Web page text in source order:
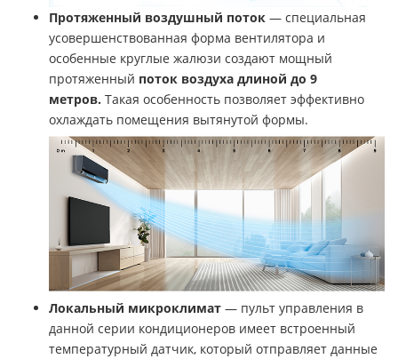
Протяженный воздушный поток — специальная
усовершенствованная форма вентилятора и
особенные круглые жалюзи создают мощный
протяженный поток воздуха длиной до 9
метров. Такая особенность позволяет эффективно
охлаждать помещения вытянутой формы.
Локальный микроклимат — пульт управления в
данной серии кондиционеров имеет встроенный
температурный датчик, который отправляет данные